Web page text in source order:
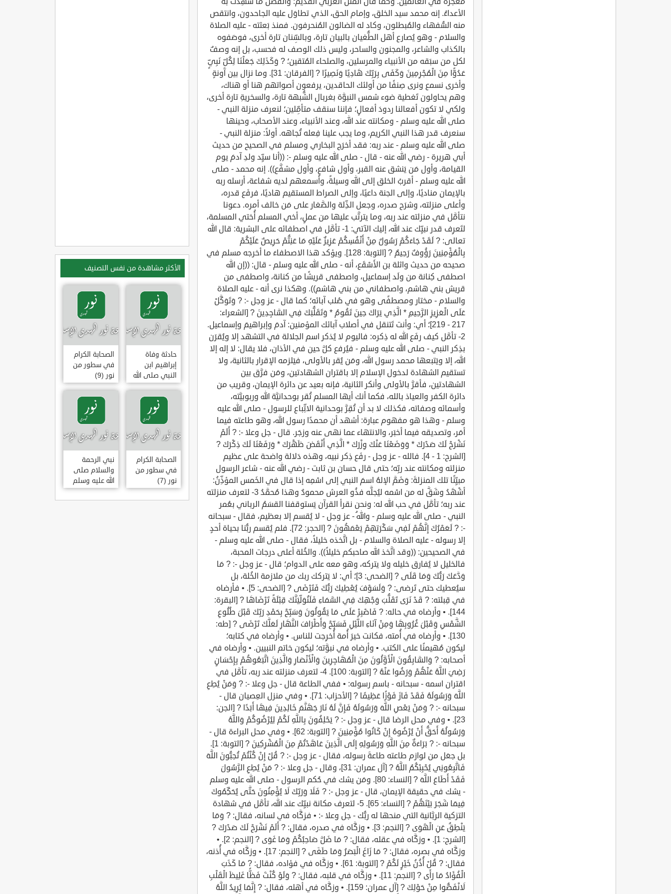
الأكثر مشاهدة من نفس التصنيف
حادثة وفاة
إبراهيم ابن
النبي صلى الله
عليه وسلم
(وقفة تأملية)
الصحابة الكرام
في سطور من
نور (9)
الصحابة الكرام
في سطور من
نور (7)
نبي الرحمة
والسلام صلى
الله عليه وسلم